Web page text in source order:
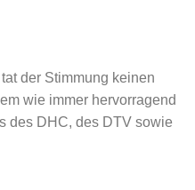
der Stimmung keinen
wie immer hervorragend
des DHC, des DTV sowie